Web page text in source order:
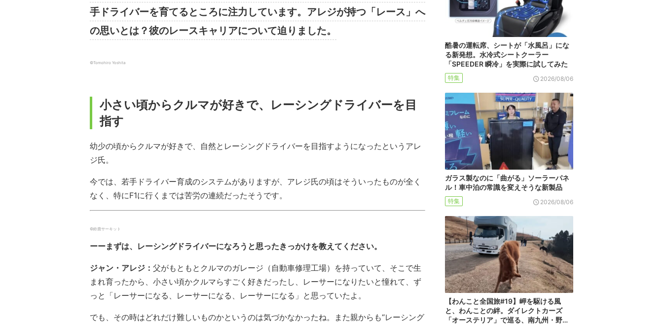
手ドライバーを育てるところに注力しています。アレジが持つ「レース」へ
の思いとは？彼のレースキャリアについて迫りました。
©︎Tomohiro Yoshita
小さい頃からクルマが好きで、レーシングドライバーを目
指す
幼少の頃からクルマが好きで、自然とレーシングドライバーを目指すようになったというアレ
ジ氏。
今では、若手ドライバー育成のシステムがありますが、アレジ氏の頃はそういったものが全く
なく、特にF1に行くまでは苦労の連続だったそうです。
©︎鈴鹿サーキット
ーーまずは、レーシングドライバーになろうと思ったきっかけを教えてください。
ジャン・アレジ： 父がもともとクルマのガレージ（自動車修理工場）を持っていて、そこで生
まれ育ったから、小さい頃かクルマらすごく好きだったし、レーサーになりたいと憧れて、ず
っと「レーサーになる、レーサーになる、レーサーになる」と思っていたよ。
でも、その時はどれだけ難しいものかというのは気づかなかったね。また親からも“レーシング
酷暑の運転席、シートが「水風呂」にな
る新発想。水冷式シートクーラー
「SPEEDER 瞬冷」を実際に試してみた
特集 2026/08/06
ガラス製なのに「曲がる」ソーラーパネ
ル！車中泊の常識を変えそうな新製品
特集 2026/08/06
【わんこと全国旅#19】岬を駆ける風
と、わんことの絆。ダイレクトカーズ
「オーステリア」で巡る、南九州・野…